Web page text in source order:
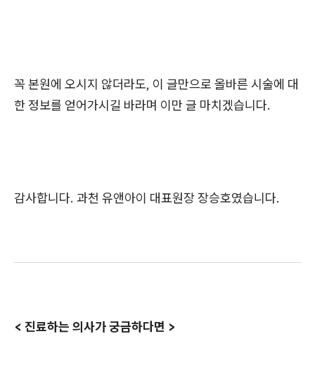
꼭 본원에 오시지 않더라도, 이 글만으로 올바른 시술에 대
한 정보를 얻어가시길 바라며 이만 글 마치겠습니다.
감사합니다. 과천 유앤아이 대표원장 장승호였습니다.
< 진료하는 의사가 궁금하다면 >